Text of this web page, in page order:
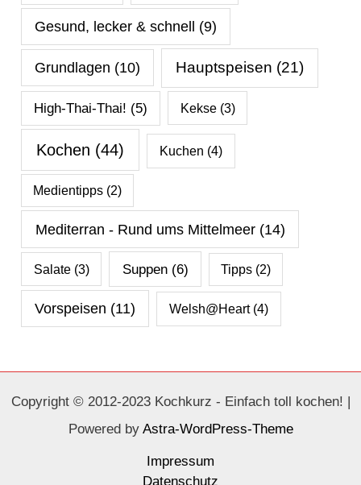
Gesund, lecker & schnell (9)
Grundlagen (10) Hauptspeisen (21)
High-Thai-Thai! (5) Kekse(3)
Kochen (44) Kuchen (4)
Medientipps (2)
Mediterran - Rund ums Mittelmeer(14)
Salate(3) Suppen(6) Tipps(2)
Vorspeisen (11) Welsh@Heart(4)
Copyright © 2012-2023 Kochkurz - Einfach toll kochen! |
Powered by Astra-WordPress-Theme
Impressum
Datenschutz